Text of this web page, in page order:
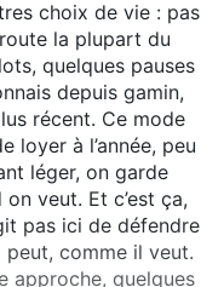
choix de vie : pas
la plupart du
quelques pauses
depuis gamin,
récent. Ce mode
loyer à l’année, peu
léger, on garde
veut. Et c’est ça,
pas ici de défendre
comme il veut.
approche, quelques